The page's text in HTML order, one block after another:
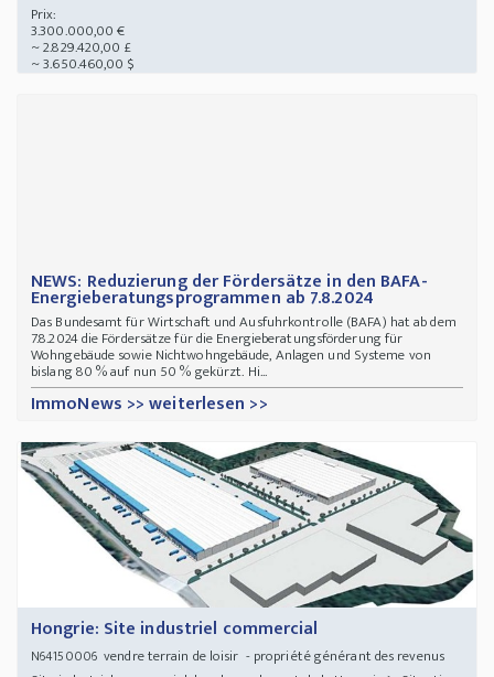
Prix:
3.300.000,00 €
~ 2.829.420,00 £
~ 3.650.460,00 $
NEWS: Reduzierung der Fördersätze in den BAFA-
Energieberatungsprogrammen ab 7.8.2024
Das Bundesamt für Wirtschaft und Ausfuhrkontrolle (BAFA) hat ab dem
7.8.2024 die Fördersätze für die Energieberatungsförderung für
Wohngebäude sowie Nichtwohngebäude, Anlagen und Systeme von
bislang 80 % auf nun 50 % gekürzt. Hi...
ImmoNews >> weiterlesen >>
Hongrie: Site industriel commercial
N64150006vendre terrain de loisir - propriété générant des revenus